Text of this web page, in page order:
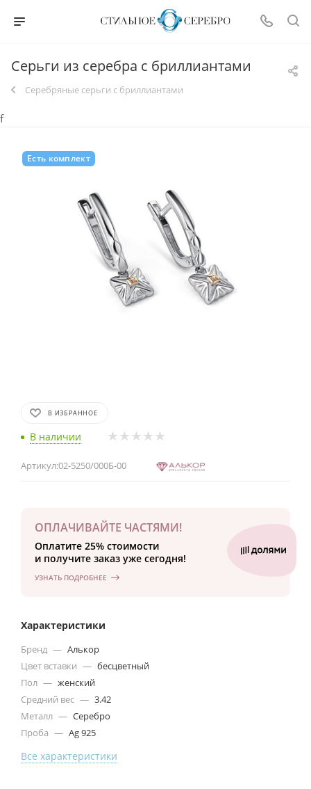
Серьги из серебра с бриллиантами
Серебряные серьги с бриллиантами
f
Есть комплект
В ИЗБРАННОЕ
В наличии
Артикул:02-5250/000Б-00
ОПЛАЧИВАЙТЕ ЧАСТЯМИ!
Оплатите 25% стоимости
и получите заказ уже сегодня!
УЗНАТЬ ПОДРОБНЕЕ
Характеристики
Бренд — Алькор
Цвет вставки — бесцветный
Пол — женский
Средний вес — 3.42
Металл — Серебро
Проба — Ag 925
Все характеристики